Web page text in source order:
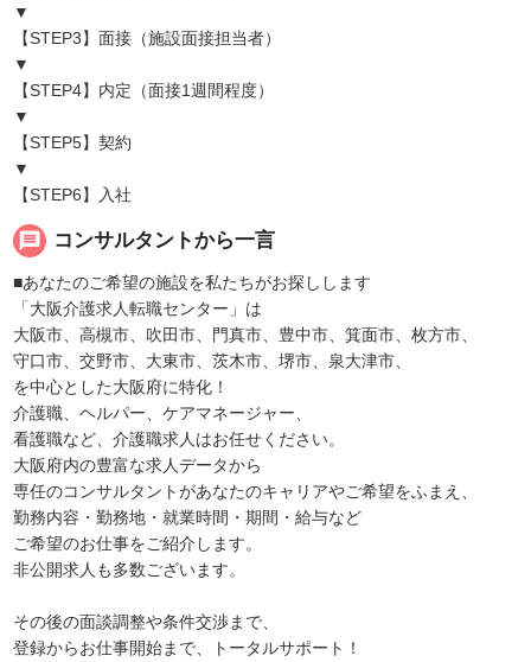
▼
【STEP3】面接（施設面接担当者）
▼
【STEP4】内定（面接1週間程度）
▼
【STEP5】契約
▼
【STEP6】入社
message コンサルタントから一言
■あなたのご希望の施設を私たちがお探しします
「大阪介護求人転職センター」は
大阪市、高槻市、吹田市、門真市、豊中市、箕面市、枚方市、
守口市、交野市、大東市、茨木市、堺市、泉大津市、
を中心とした大阪府に特化！
介護職、ヘルパー、ケアマネージャー、
看護職など、介護職求人はお任せください。
大阪府内の豊富な求人データから
専任のコンサルタントがあなたのキャリアやご希望をふまえ、
勤務内容・勤務地・就業時間・期間・給与など
ご希望のお仕事をご紹介します。
非公開求人も多数ございます。
その後の面談調整や条件交渉まで、
登録からお仕事開始まで、トータルサポート！